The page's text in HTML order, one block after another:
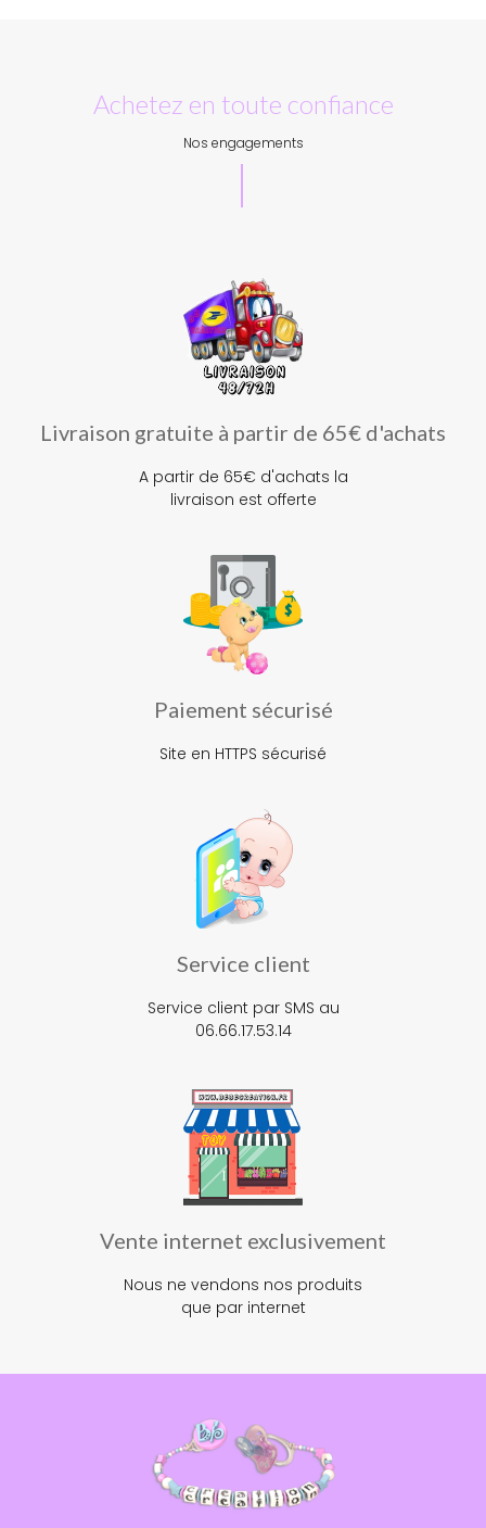
Achetez en toute confiance
Nos engagements
Livraison gratuite à partir de 65€ d'achats
A partir de 65€ d'achats la
livraison est offerte
Paiement sécurisé
Site en HTTPS sécurisé
Service client
Service client par SMS au
06.66.17.53.14
Vente internet exclusivement
Nous ne vendons nos produits
que par internet